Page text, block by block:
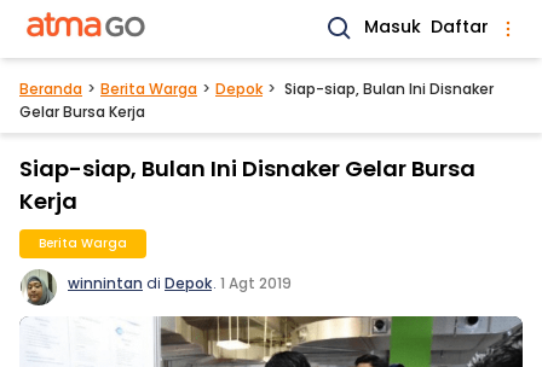
Masuk Daftar
Beranda Berita Warga Depok
Siap-siap, Bulan Ini Disnaker
Gelar Bursa Kerja
Siap-siap, Bulan Ini Disnaker Gelar Bursa
Kerja
Berita Warga
winnintan di Depok. 1 Agt 2019